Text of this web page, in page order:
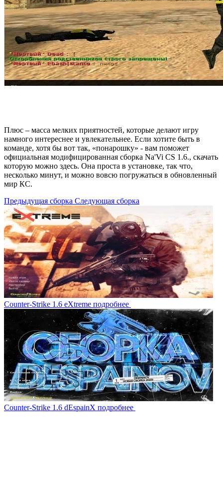
Плюс – масса мелких приятностей, которые делают игру
намного интереснее и увлекательнее. Если хотите быть в
команде, хотя бы вот так, «понарошку» - вам поможет
официальная модифицированная сборка Na'Vi CS 1.6., скачать
которую можно здесь. Она проста в установке, так что,
несколько минут, и можно вовсю погружаться в обновленный
мир КС.
Предыдущая сборка Следующая сборка
Counter-Strike 1.6 eXtreme подробнее
Counter-Strike 1.6 dEspainX подробнее